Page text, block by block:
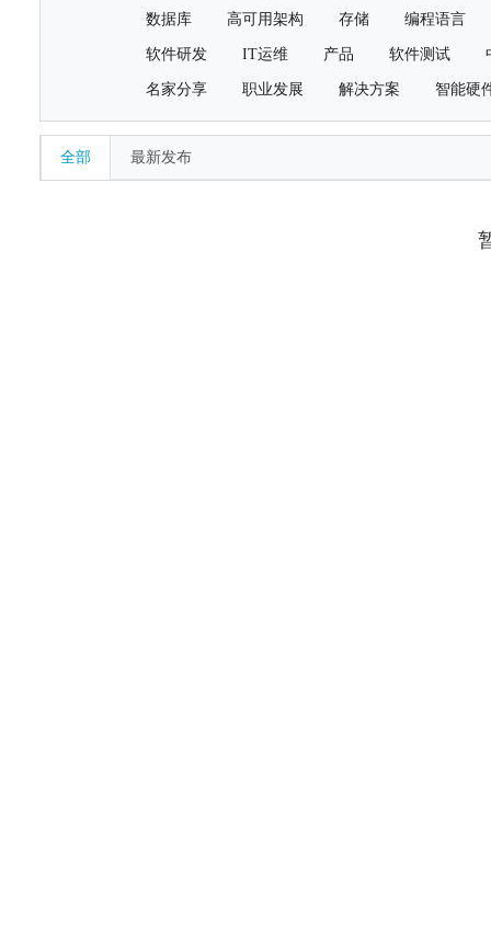
数据库 高可用架构 存储 编程语言
软件研发 IT运维 产品 软件测试
名家分享 职业发展 解决方案 智能硬
全部 最新发布